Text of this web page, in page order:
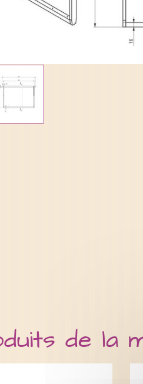
de la